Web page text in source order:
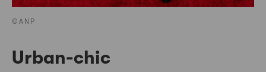
©ANP
Urban-chic